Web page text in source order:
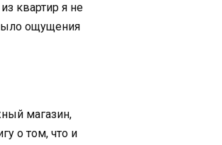
квартир я не
ощущения
магазин,
о том, что и